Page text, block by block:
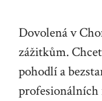
Dovolená v
zážitkům.
pohodlí a
profesionálních